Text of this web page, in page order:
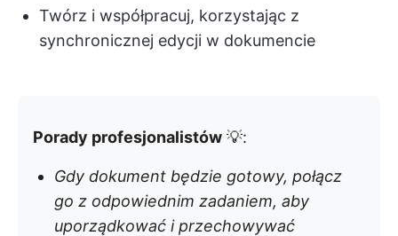
Twórz i współpracuj, korzystając z
synchronicznej edycji w dokumencie
Porady profesjonalistów 💡:
Gdy dokument będzie gotowy, połącz
go z odpowiednim zadaniem, aby
uporządkować i przechowywać